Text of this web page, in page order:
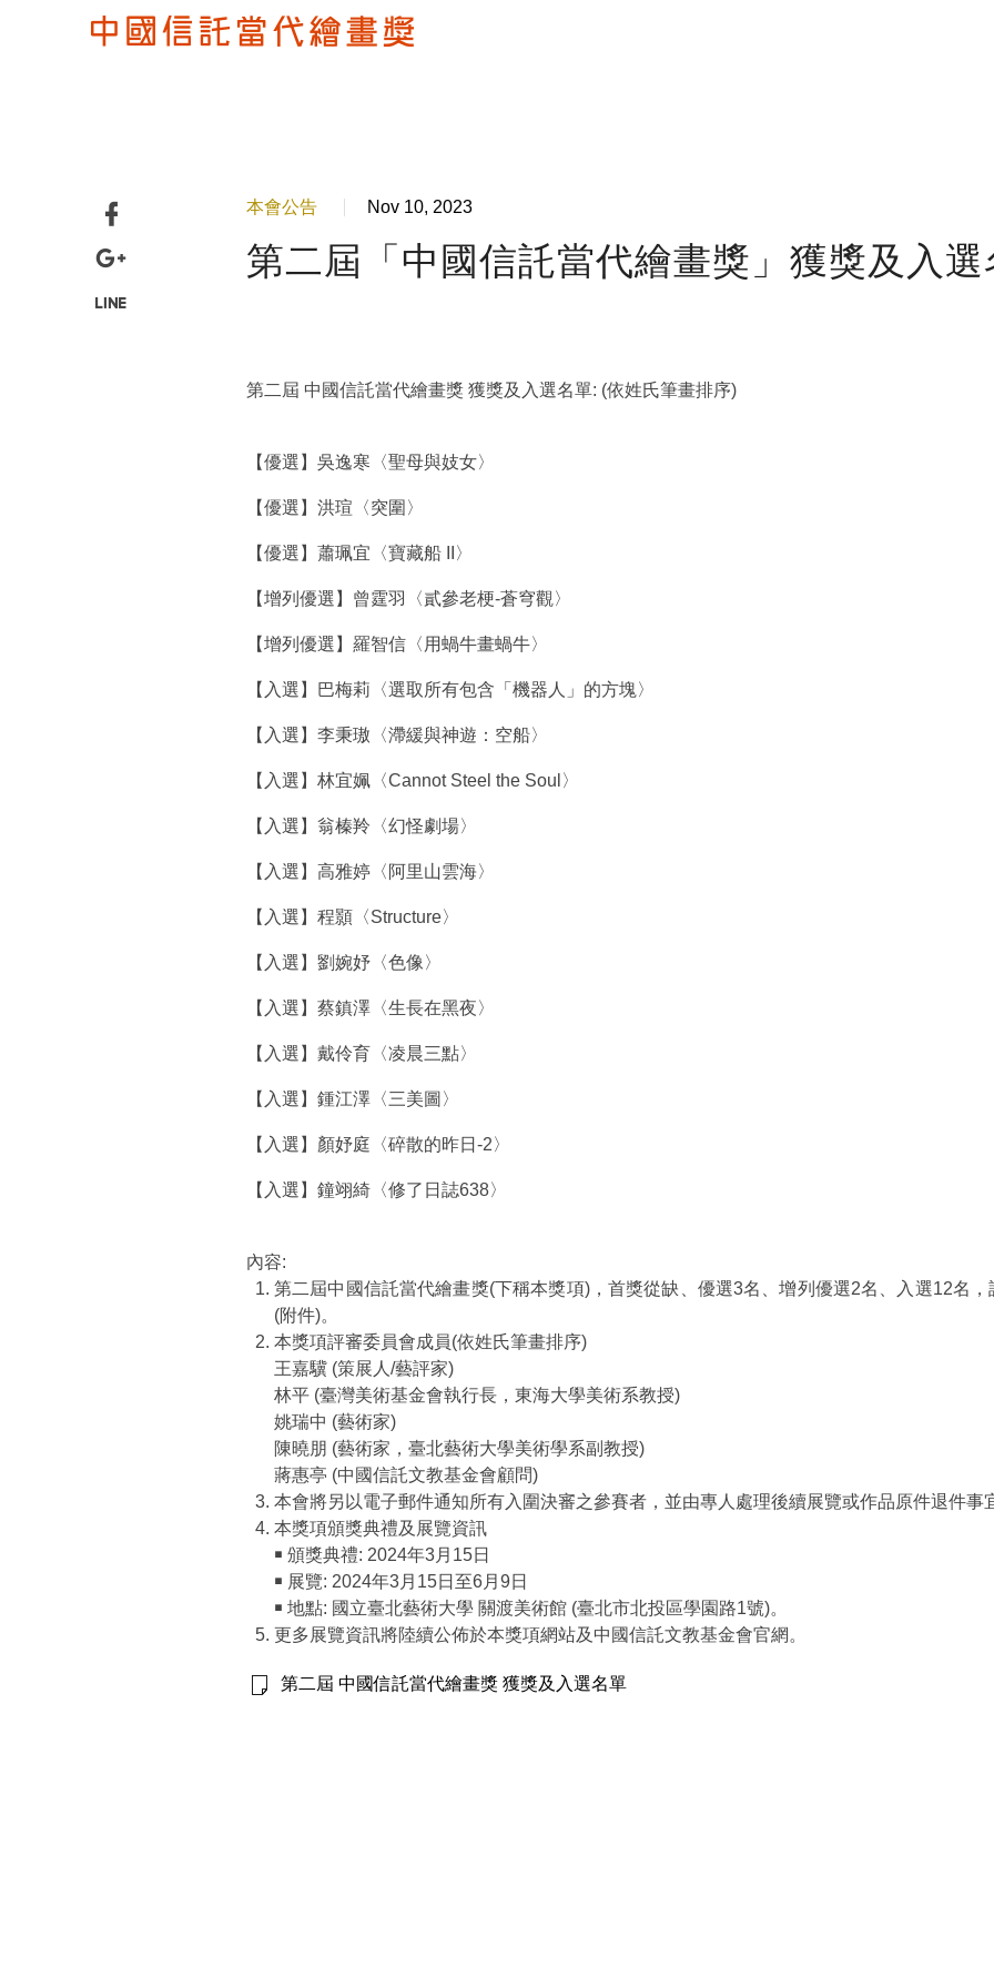
本會公告 Nov 10, 2023
第二屆「中國信託當代繪畫獎」獲獎及入
第二屆 中國信託當代繪畫獎 獲獎及入選名單: (依姓氏筆畫排序)
【優選】吳逸寒〈聖母與妓女〉
【優選】洪瑄〈突圍〉
【優選】蕭珮宜〈寶藏船 II〉
【增列優選】曾霆羽〈貳參老梗-蒼穹觀〉
【增列優選】羅智信〈用蝸牛畫蝸牛〉
【入選】巴梅莉〈選取所有包含「機器人」的方塊〉
【入選】李秉璈〈滯緩與神遊：空船〉
【入選】林宜姵〈Cannot Steel the Soul〉
【入選】翁榛羚〈幻怪劇場〉
【入選】高雅婷〈阿里山雲海〉
【入選】程顥〈Structure〉
【入選】劉婉妤〈色像〉
【入選】蔡鎮澤〈生長在黑夜〉
【入選】戴伶育〈凌晨三點〉
【入選】鍾江澤〈三美圖〉
【入選】顏妤庭〈碎散的昨日-2〉
【入選】鐘翊綺〈修了日誌638〉
內容:
第二屆中國信託當代繪畫獎(下稱本獎項)，首獎從缺、優選3名、增列優選2名、入選12名
(附件)。
本獎項評審委員會成員(依姓氏筆畫排序)
王嘉驥 (策展人/藝評家)
林平 (臺灣美術基金會執行長，東海大學美術系教授)
姚瑞中 (藝術家)
陳曉朋 (藝術家，臺北藝術大學美術學系副教授)
蔣惠亭 (中國信託文教基金會顧問)
本會將另以電子郵件通知所有入圍決審之參賽者，並由專人處理後續展覽或作品原件退件事
本獎項頒獎典禮及展覽資訊
￭ 頒獎典禮: 2024年3月15日
￭ 展覽: 2024年3月15日至6月9日
￭ 地點: 國立臺北藝術大學 關渡美術館 (臺北市北投區學園路1號)。
更多展覽資訊將陸續公佈於本獎項網站及中國信託文教基金會官網。
第二屆 中國信託當代繪畫獎 獲獎及入選名單